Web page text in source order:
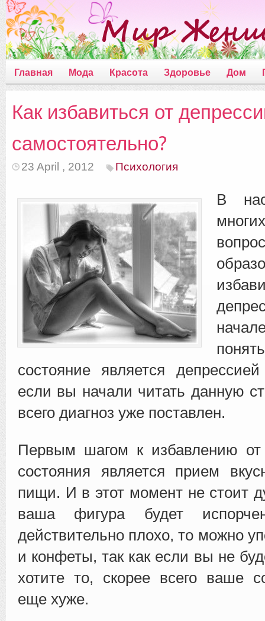
Главная Мода Красота Здоровье Дом
Как избавиться от
самостоятельно?
23 April , 2012 Психология
В
понять
состояние является
если вы начали читать данную
всего диагноз уже поставлен.
Первым шагом к избавлению от
состояния является прием
пищи. И в этот момент не стоит
ваша фигура будет
действительно плохо, то можно
и конфеты, так как если вы не
хотите то, скорее всего ваше
еще хуже.